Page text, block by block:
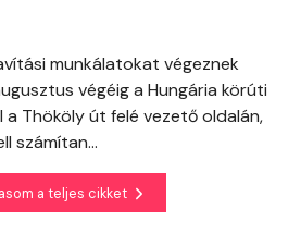
munkálatokat végeznek
végéig a Hungária körúti
a Thököly út felé vezető oldalán,
számítan...
a teljes cikket